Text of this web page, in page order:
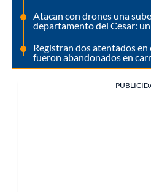
Atacan con drones una
departamento del Cesar:
Registran dos atentados
fueron abandonados en